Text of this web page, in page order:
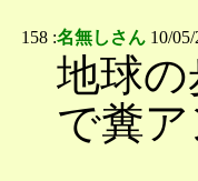
158 :名無しさん 10/
地球
で糞